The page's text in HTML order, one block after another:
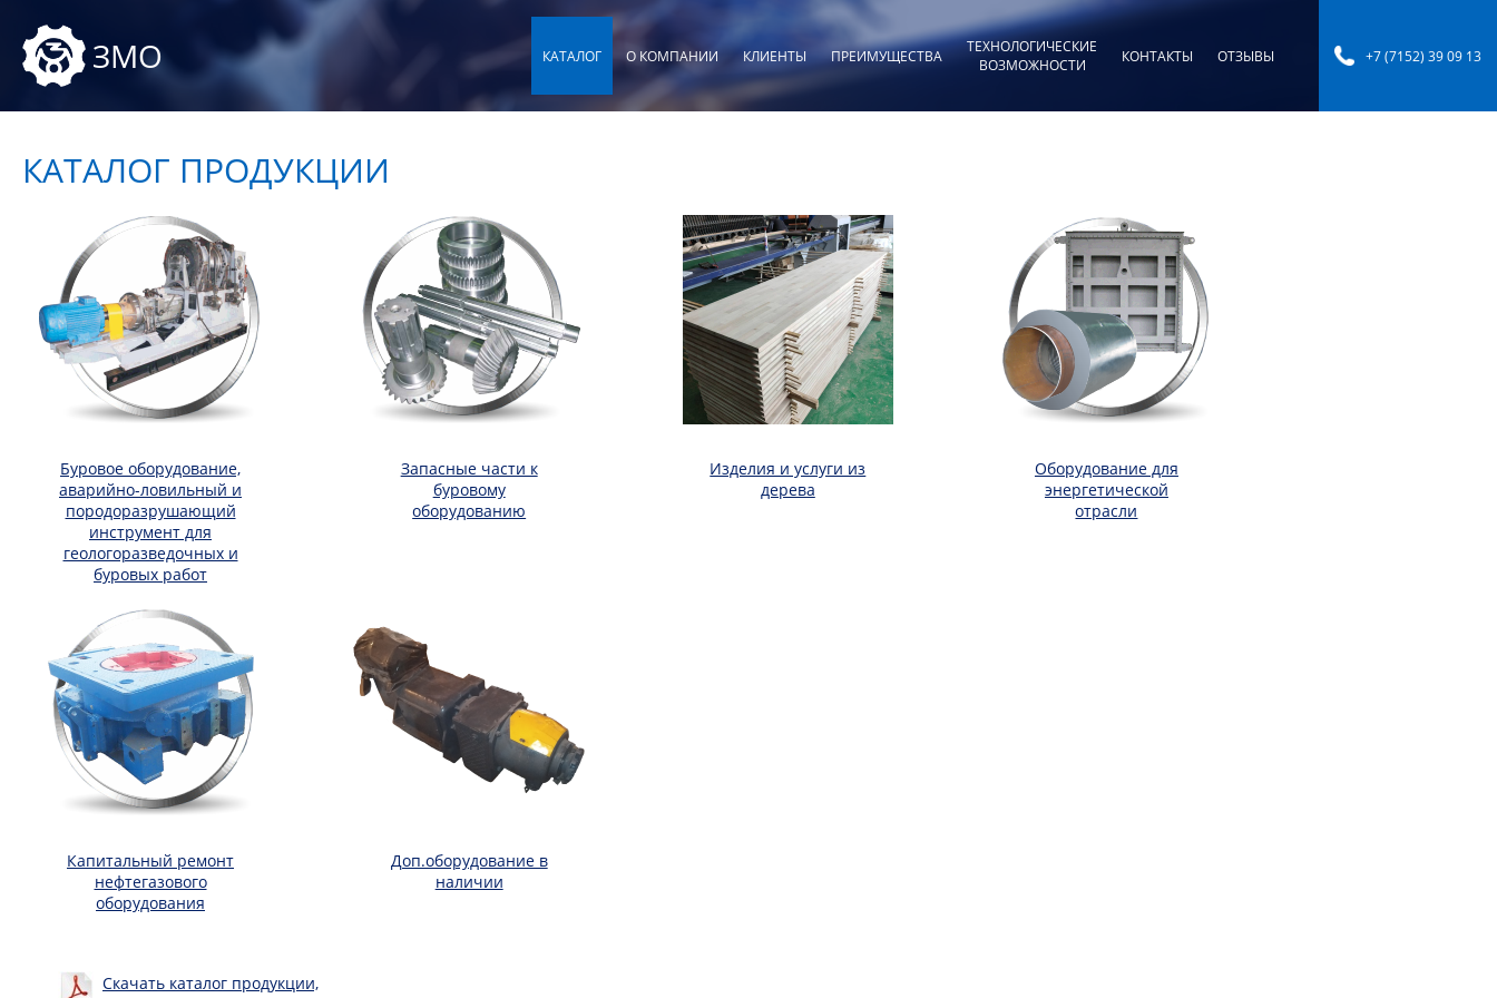
ЗМО КАТАЛОГ О КОМПАНИИ КЛИЕНТЫ ПРЕИМУЩЕСТВА
ТЕХНОЛОГИЧЕСКИЕ
ВОЗМОЖНОСТИ
КОНТАКТЫ ОТЗЫВЫ +7 (7152) 39 09 13
КАТАЛОГ ПРОДУКЦИИ
Буровое оборудование,
аварийно-ловильный и
породоразрушающий
инструмент для
геологоразведочных и
буровых работ
Запасные части к
буровому
оборудованию
Изделия и услуги из
дерева
Оборудование для
энергетической
отрасли
Капитальный ремонт
нефтегазового
оборудования
Доп.оборудование в
наличии
Скачать каталог продукции,